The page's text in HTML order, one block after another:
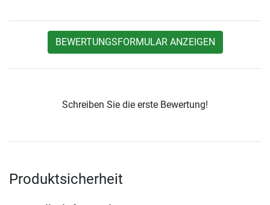
BEWERTUNGSFORMULAR ANZEIGEN
Schreiben Sie die erste Bewertung!
Produktsicherheit